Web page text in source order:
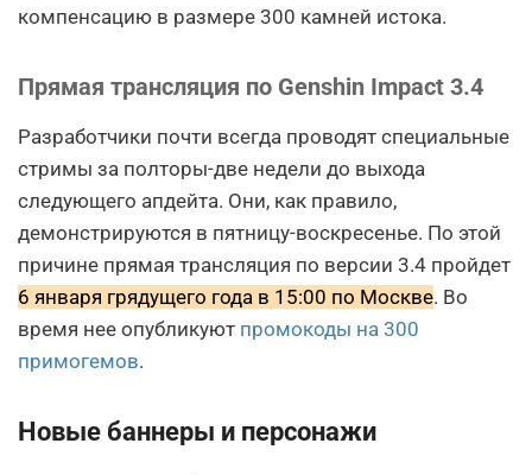
компенсацию в размере 300 камней истока.
Прямая трансляция по Genshin Impact 3.4
Разработчики почти всегда проводят специальные
стримы за полторы-две недели до выхода
следующего апдейта. Они, как правило,
демонстрируются в пятницу-воскресенье. По этой
причине прямая трансляция по версии 3.4 пройдет
6 января грядущего года в 15:00 по Москве. Во
время нее опубликуют промокоды на 300
примогемов.
Новые баннеры и персонажи